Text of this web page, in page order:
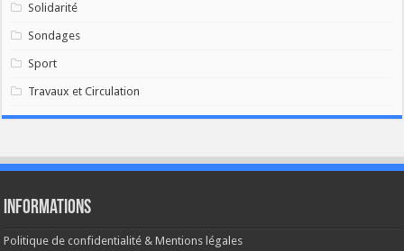
Solidarité
Sondages
Sport
Travaux et Circulation
Informations
Politique de confidentialité & Mentions légales